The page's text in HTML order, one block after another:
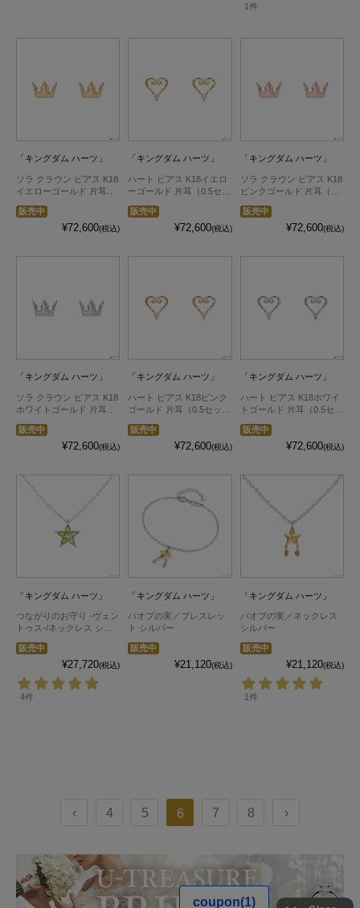
1件
「キングダム ハーツ」
ソラ クラウン ピアス K18
イエローゴールド 片耳
販売中
¥72,600(税込)
「キングダム ハーツ」
ハート ピアス K18イエロ
ーゴールド 片耳（0.5セッ
販売中
¥72,600(税込)
「キングダム ハーツ」
ソラ クラウン ピアス K18
ピンクゴールド 片耳（0.5
販売中
¥72,600(税込)
「キングダム ハーツ」
ソラ クラウン ピアス K18
ホワイトゴールド 片耳
販売中
¥72,600(税込)
「キングダム ハーツ」
ハート ピアス K18ピンク
ゴールド 片耳（0.5セッ
販売中
¥72,600(税込)
「キングダム ハーツ」
ハート ピアス K18ホワイ
トゴールド 片耳（0.5セッ
販売中
¥72,600(税込)
「キングダム ハーツ」
つながりのお守り -ヴェン
トゥス-/ネックレス シル
販売中
¥27,720(税込)
4件
「キングダム ハーツ」
パオプの実／ブレスレッ
ト シルバー
販売中
¥21,120(税込)
「キングダム ハーツ」
パオプの実／ネックレス
シルバー
販売中
¥21,120(税込)
1件
‹ 4 5 6 7 8 ›